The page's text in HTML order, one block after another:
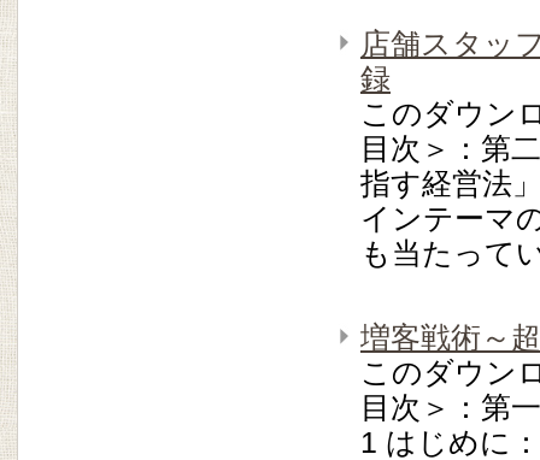
店舗スタッ
録
このダウン
目次＞：第
指す経営法
インテーマ
も当たって
増客戦術～
このダウン
目次＞：第
1 はじめに